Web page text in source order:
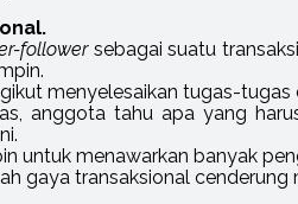
followersebagai suatu
menyelesaikan tugas-
anggota tahu apa yang
untuk menawarkan banyak
gaya transaksional